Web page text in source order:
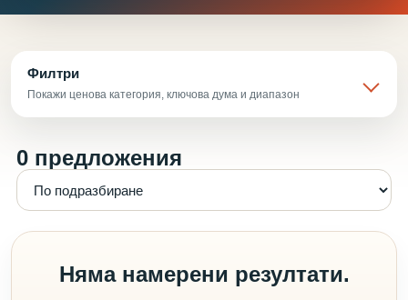
Филтри
Покажи ценова категория, ключова дума и диапазон
0 предложения
Няма намерени резултати.